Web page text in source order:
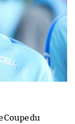
Coupe du